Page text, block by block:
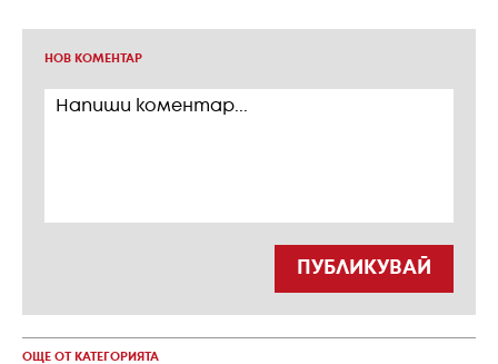
НОВ КОМЕНТАР
ПУБЛИКУВАЙ
ОЩЕ ОТ КАТЕГОРИЯТА